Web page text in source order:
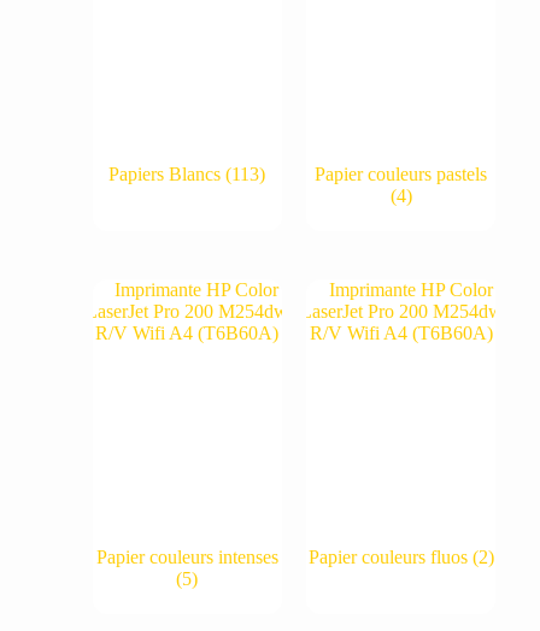
Papiers Blancs(113)
Papier couleurs pastels
(4)
Papier couleurs intenses
(5)
Papier couleurs fluos (2)